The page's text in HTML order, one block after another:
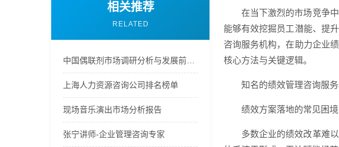
相关推荐
RELATED
上海人力资源咨询公司排名榜单
现场音乐演出市场分析报告
张宁讲师-企业管理咨询专家
在当下激烈的市场竞争
能够有效挖掘员工潜能、提
咨询服务机构，在助力企业
核心方法与关键逻辑。
知名的绩效管理咨询服
绩效方案落地的常见困境
多数企业的绩效改革难